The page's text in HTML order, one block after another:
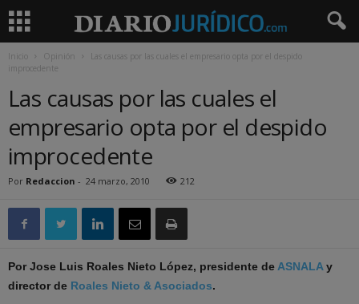
Inicio Opinión
Las causas por las cuales el empresario opta por el despido
improcedente
Las causas por las cuales el
empresario opta por el despido
improcedente
Por Redaccion - 24 marzo, 2010 212
Por Jose Luis Roales Nieto López, presidente de ASNALA y
director de Roales Nieto & Asociados.